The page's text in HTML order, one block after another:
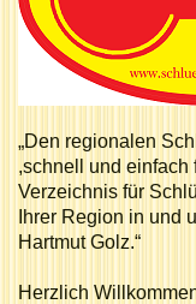
„Den regionalen
,schnell und
Verzeichnis für
Ihrer Region in und
Hartmut Golz.“
Herzlich